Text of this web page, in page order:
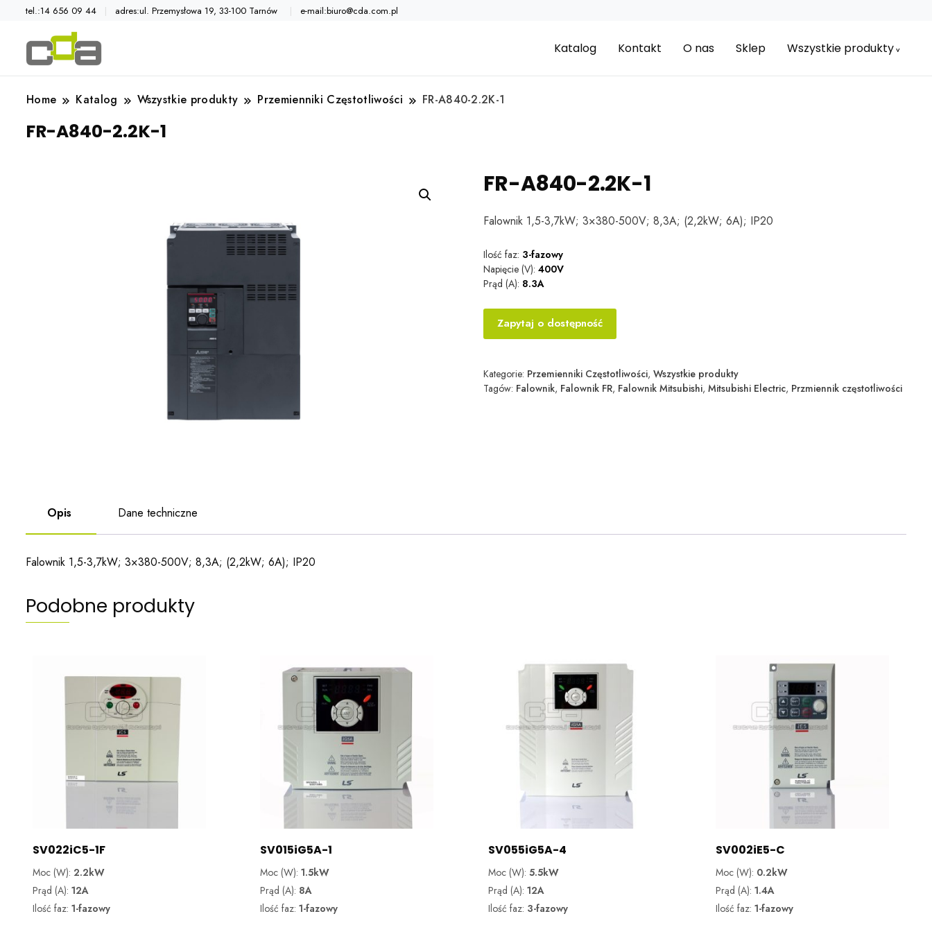
tel.:14 656 09 44 adres:ul. Przemysłowa 19, 33-100 Tarnów e-mail:biuro@cda.com.pl
Katalog Kontakt O nas Sklep Wszystkie produkty
Home Katalog Wszystkie produkty Przemienniki Częstotliwości FR-A840-2.2K-1
FR-A840-2.2K-1
FR-A840-2.2K-1
Falownik 1,5-3,7kW; 3×380-500V; 8,3A; (2,2kW; 6A); IP20
Ilość faz: 3-fazowy
Napięcie (V): 400V
Prąd (A): 8.3A
Zapytaj o dostępność
Kategorie: Przemienniki Częstotliwości,Wszystkie produkty
Tagów: Falownik, Falownik FR, Falownik Mitsubishi,Mitsubishi Electric, Przmiennik częstotliwości
Opis Dane techniczne
Falownik 1,5-3,7kW; 3×380-500V; 8,3A; (2,2kW; 6A); IP20
Podobne produkty
SV022iC5-1F
Moc (W): 2.2kW
Prąd (A): 12A
Ilość faz: 1-fazowy
SV015iG5A-1
Moc (W):1.5kW
Prąd (A): 8A
Ilość faz:1-fazowy
SV055iG5A-4
Moc (W): 5.5kW
Prąd (A): 12A
Ilość faz: 3-fazowy
SV002iE5-C
Moc (W): 0.2kW
Prąd (A): 1.4A
Ilość faz: 1-fazowy